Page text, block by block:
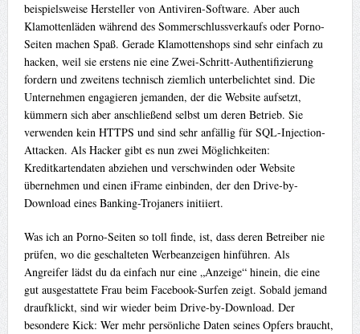
beispielsweise Hersteller von Antiviren-Software. Aber auch
Klamottenläden während des Sommerschlussverkaufs oder Porno-
Seiten machen Spaß. Gerade Klamottenshops sind sehr einfach zu
hacken, weil sie erstens nie eine Zwei-Schritt-Authentifizierung
fordern und zweitens technisch ziemlich unterbelichtet sind. Die
Unternehmen engagieren jemanden, der die Website aufsetzt,
kümmern sich aber anschließend selbst um deren Betrieb. Sie
verwenden kein HTTPS und sind sehr anfällig für SQL-Injection-
Attacken. Als Hacker gibt es nun zwei Möglichkeiten:
Kreditkartendaten abziehen und verschwinden oder Website
übernehmen und einen iFrame einbinden, der den Drive-by-
Download eines Banking-Trojaners initiiert.
Was ich an Porno-Seiten so toll finde, ist, dass deren Betreiber nie
prüfen, wo die geschalteten Werbeanzeigen hinführen. Als
Angreifer lädst du da einfach nur eine „Anzeige“ hinein, die eine
gut ausgestattete Frau beim Facebook-Surfen zeigt. Sobald jemand
draufklickt, sind wir wieder beim Drive-by-Download. Der
besondere Kick: Wer mehr persönliche Daten seines Opfers braucht,